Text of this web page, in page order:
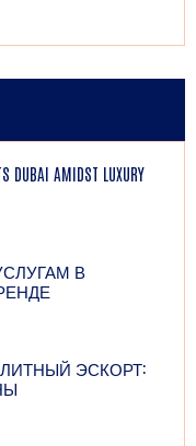
DUBAI AMIDST LUXURY
В
ЭСКОРТ: